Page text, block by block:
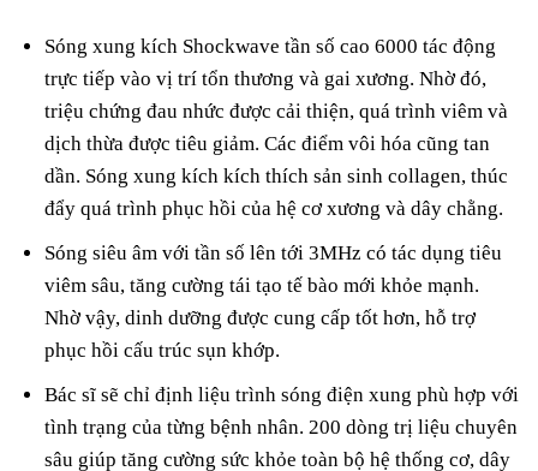
Sóng xung kích Shockwave tần số cao 6000 tác động
trực tiếp vào vị trí tổn thương và gai xương. Nhờ đó,
triệu chứng đau nhức được cải thiện, quá trình viêm và
dịch thừa được tiêu giảm. Các điểm vôi hóa cũng tan
dần. Sóng xung kích kích thích sản sinh collagen, thúc
đẩy quá trình phục hồi của hệ cơ xương và dây chằng.
Sóng siêu âm với tần số lên tới 3MHz có tác dụng tiêu
viêm sâu, tăng cường tái tạo tế bào mới khỏe mạnh.
Nhờ vậy, dinh dưỡng được cung cấp tốt hơn, hỗ trợ
phục hồi cấu trúc sụn khớp.
Bác sĩ sẽ chỉ định liệu trình sóng điện xung phù hợp với
tình trạng của từng bệnh nhân. 200 dòng trị liệu chuyên
sâu giúp tăng cường sức khỏe toàn bộ hệ thống cơ, dây